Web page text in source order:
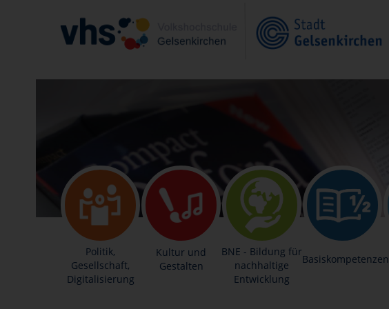
Politik,
Gesellschaft,
Digitalisierung
Kultur und
Gestalten
BNE - Bildung für
nachhaltige
Entwicklung
Basiskompetenzen